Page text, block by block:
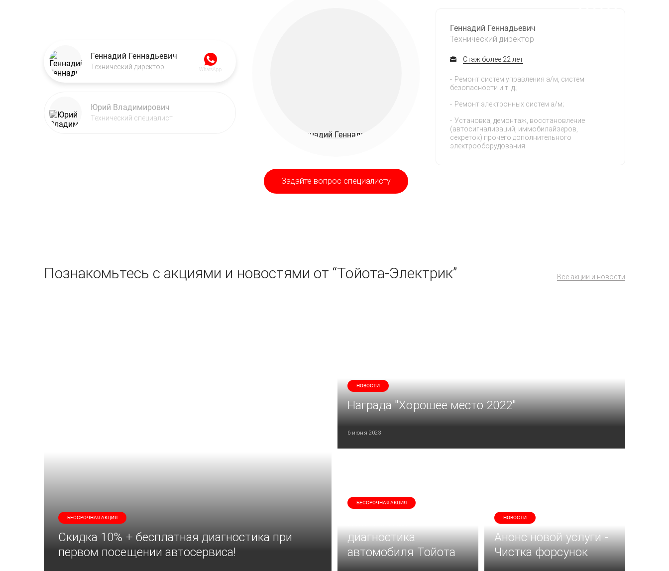
Геннадий Геннадьевич
Технический директор WhatsApp
Юрий Владимирович
Технический специалист
Задайте вопрос специалисту
Геннадий Геннадьевич
Технический директор
Стаж более 22 лет
Ремонт систем управления а/м, систем
безопасности и т. д.;
Ремонт электронных систем а/м;
Установка, демонтаж, восстановление
(автосигнализаций, иммобилайзеров,
секреток) прочего дополнительного
электрооборудования.
Все акции и новости
Познакомьтесь с акциями и новостями от “Тойота-Электрик”
БЕССРОЧНАЯ АКЦИЯ
Скидка 10% + бесплатная диагностика при
первом посещении автосервиса!
НОВОСТИ
Награда "Хорошее место 2022"
6 июня 2023
БЕССРОЧНАЯ АКЦИЯ
диагностика
автомобиля Тойота
НОВОСТИ
Анонс новой услуги -
Чистка форсунок